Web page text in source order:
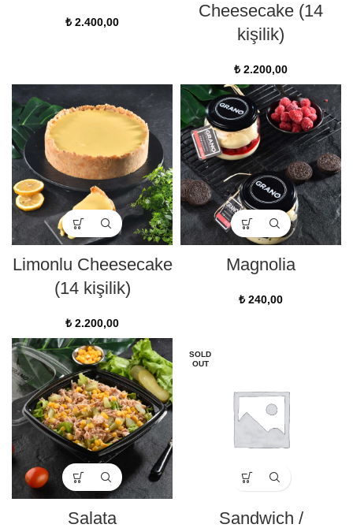
₺ 2.400,00
Cheesecake (14
kişilik)
₺ 2.200,00
Limonlu Cheesecake
(14 kişilik)
₺ 2.200,00
Magnolia
₺ 240,00
Salata
SOLD
OUT
Sandwich /